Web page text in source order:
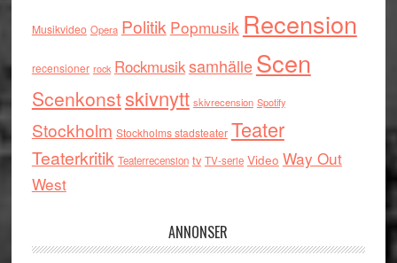
Musikvideo Opera Politik Popmusik Recension
recensioner rock RockmusiksamhälleScen
Scenkonstskivnytt skivrecension Spotify
Stockholm Stockholms stadsteater Teater
Teaterkritik Teaterrecension tv TV-serie Video Way Out
West
ANNONSER